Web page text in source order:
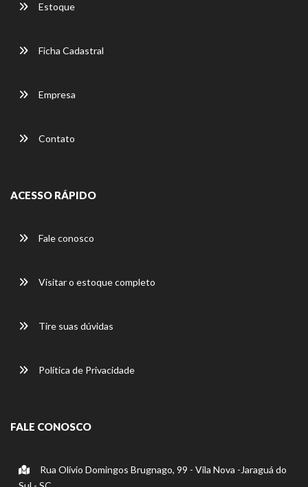
Estoque
Ficha Cadastral
Empresa
Contato
ACESSO RÁPIDO
Fale conosco
Visitar o estoque completo
Tire suas dúvidas
Política de Privacidade
FALE CONOSCO
Rua Olívio Domingos Brugnago, 99 - Vila Nova -Jaraguá do